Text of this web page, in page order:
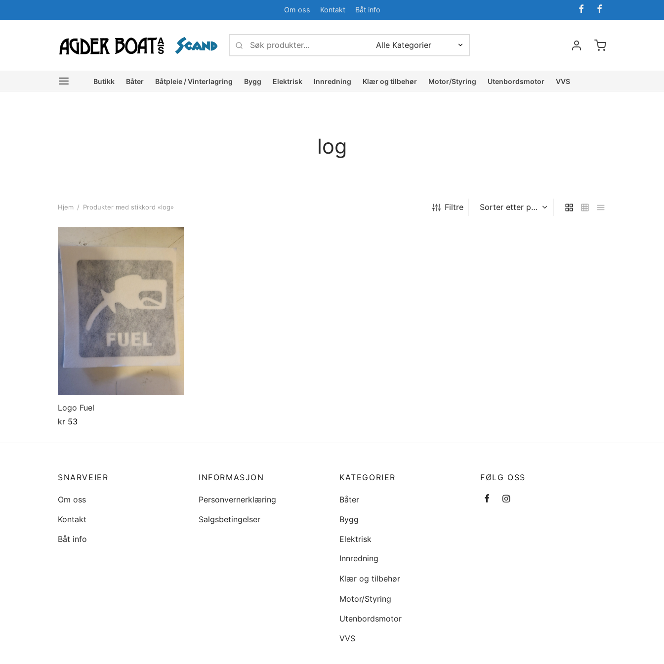
Om oss Kontakt Båt info
etter:
Narrow
category:
Butikk Båter Båtpleie / Vinterlagring Bygg Elektrisk Innredning Klær og tilbehør Motor/Styring Utenbordsmotor VVS
log
Hjem / Produkter med stikkord «log» Filtre
Logo Fuel
kr 53
SNARVEIER
Om oss
Kontakt
Båt info
INFORMASJON
Personvernerklæring
Salgsbetingelser
KATEGORIER
Båter
Bygg
Elektrisk
Innredning
Klær og tilbehør
Motor/Styring
Utenbordsmotor
VVS
FØLG OSS